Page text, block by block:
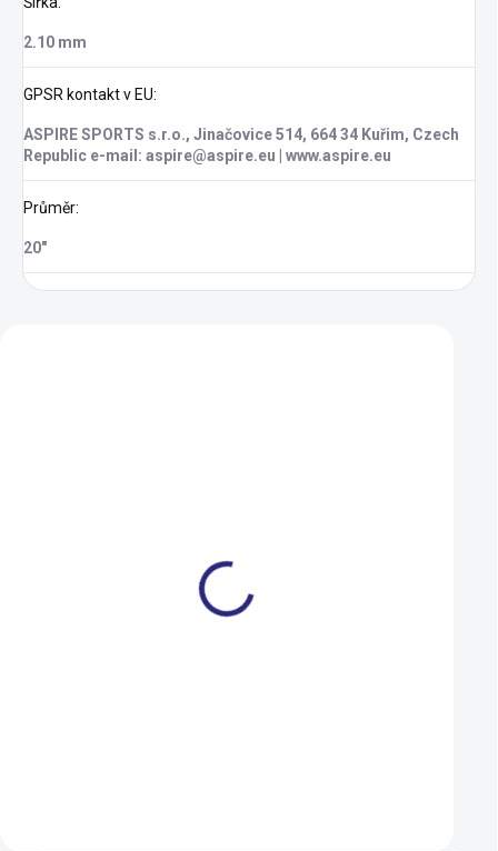
2.10 mm
GPSR kontakt v EU:
ASPIRE SPORTS s.r.o., Jinačovice 514, 664 34 Kuřim, Czech
Republic e-mail: aspire@aspire.eu | www.aspire.eu
Průměr:
20"